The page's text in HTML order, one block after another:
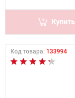
Купить
Код товара: 133994